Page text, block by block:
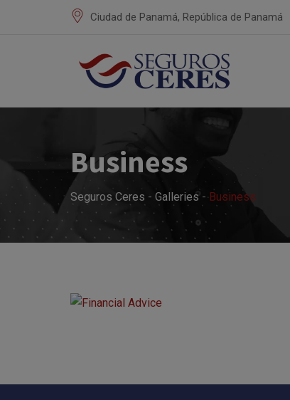
Ciudad de Panamá, República de Panamá
Business
Seguros Ceres - Galleries-Business